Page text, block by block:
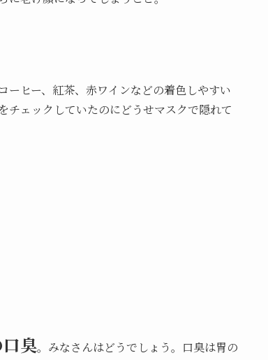
ーヒー、紅茶、赤ワインなどの着色しやすい
チェックしていたのにどうせマスクで隠れて
臭。みなさんはどうでしょう。口臭は胃の